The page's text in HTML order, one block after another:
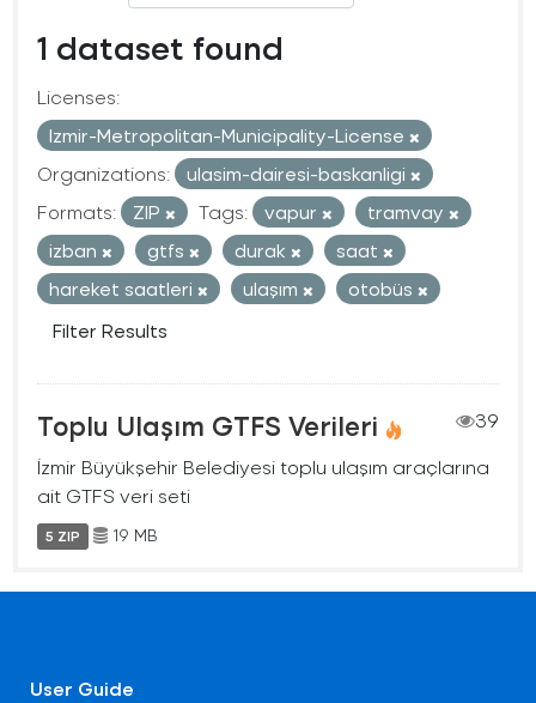
1 dataset found
Licenses:
Izmir-Metropolitan-Municipality-License
Organizations:
ulasim-dairesi-baskanligi
Formats:
ZIP Tags: vapur
tramvay
izban
gtfs durak
saat
hareket saatleri
ulaşım
otobüs
Filter Results
Toplu Ulaşım GTFS Verileri
39
İzmir Büyükşehir Belediyesi toplu ulaşım araçlarına
ait GTFS veri seti
5 ZIP 19 MB
User Guide